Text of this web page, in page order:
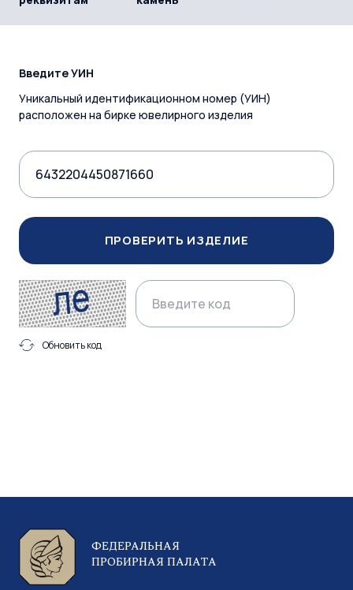
Введите УИН
Уникальный идентификационном номер (УИН)
расположен на бирке ювелирного изделия
ПРОВЕРИТЬ ИЗДЕЛИЕ
Обновить код
ФЕДЕРАЛЬНАЯ
ПРОБИРНАЯ ПАЛАТА